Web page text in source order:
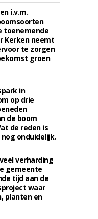
i.v.m.
toenemende
Kerken neemt
te zorgen
groen
in
op drie
de boom
de reden is
onduidelijk.
verharding
gemeente
tijd aan de
waar
planten en